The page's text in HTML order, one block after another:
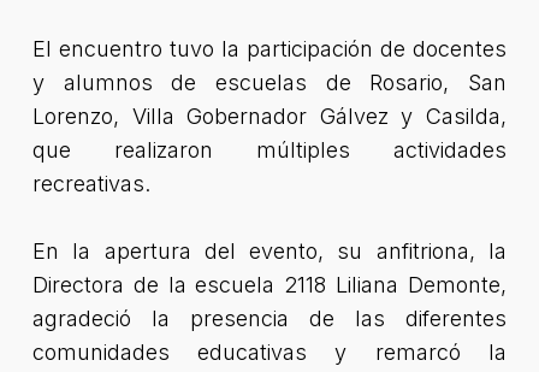
El encuentro tuvo la participación de docentes
y alumnos de escuelas de Rosario, San
Lorenzo, Villa Gobernador Gálvez y Casilda,
que realizaron múltiples actividades
recreativas.
En la apertura del evento, su anfitriona, la
Directora de la escuela 2118 Liliana Demonte,
agradeció la presencia de las diferentes
comunidades educativas y remarcó la